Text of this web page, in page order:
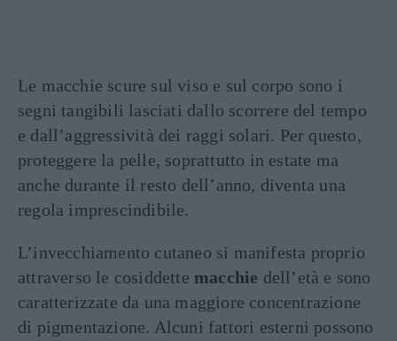
Le macchie scure sul viso e sul corpo sono i
segni tangibili lasciati dallo scorrere del tempo
e dall’aggressività dei raggi solari. Per questo,
proteggere la pelle, soprattutto in estate ma
anche durante il resto dell’anno, diventa una
regola imprescindibile.
L’invecchiamento cutaneo si manifesta proprio
attraverso le cosiddette macchie dell’età e sono
caratterizzate da una maggiore concentrazione
di pigmentazione. Alcuni fattori esterni possono